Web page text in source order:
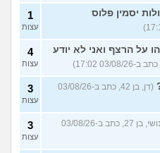
יסמין פלוס 1
עצות
על הרצף ואני לא יודע
4
עצות
(דן, בן 42, כתב ב-03/08/26
3
עצות
(אנושי, בן 27, כתב ב-03/08/26
3
עצות